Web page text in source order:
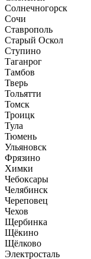
Солнечногорск
Сочи
Ставрополь
Старый Оскол
Ступино
Таганрог
Тамбов
Тверь
Тольятти
Томск
Троицк
Тула
Тюмень
Ульяновск
Фрязино
Химки
Чебоксары
Челябинск
Череповец
Чехов
Щербинка
Щёкино
Щёлково
Электросталь